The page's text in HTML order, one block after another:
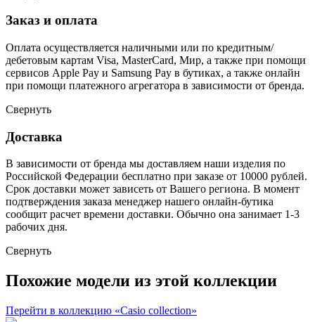
Заказ и оплата
Оплата осуществляется наличными или по кредитным/
дебетовым картам Visa, MasterCard, Мир, а также при помощи
сервисов Apple Pay и Samsung Pay в бутиках, а также онлайн
при помощи платежного агрегатора в зависимости от бренда.
Свернуть
Доставка
В зависимости от бренда мы доставляем наши изделия по
Российской Федерации бесплатно при заказе от 10000 рублей.
Срок доставки может зависеть от Вашего региона. В момент
подтверждения заказа менеджер нашего онлайн-бутика
сообщит расчет времени доставки. Обычно она занимает 1-3
рабочих дня.
Свернуть
Похожие модели из этой коллекции
Перейти в коллекцию «Casio collection»